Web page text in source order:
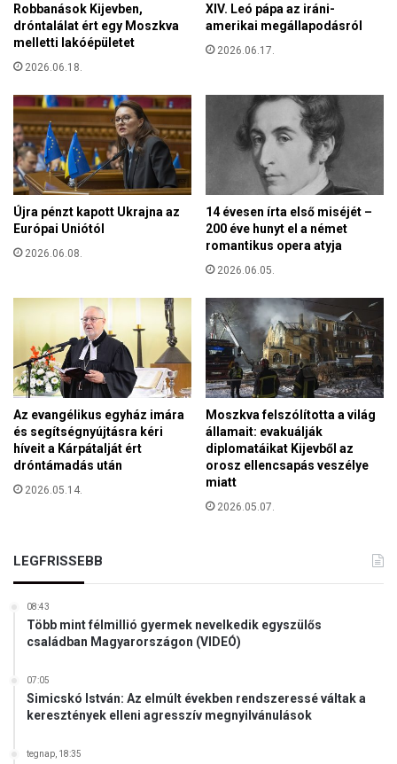
ü
t
a
z
L
M
B
T
Q
i
d
o
ó
i
e
l
l
e
n
K
a
á
a
h
á
b
ú
f
o
l
y
t
a
t
k
a
r
j
á
k
-
V
Ó
Robbanások Kijevben,
dróntalálat ért egy Moszkva
melletti lakóépületet
2026.06.18.
XIV. Leó pápa az iráni-
amerikai megállapodásról
2026.06.17.
Újra pénzt kapott Ukrajna az
Európai Uniótól
2026.06.08.
14 évesen írta első miséjét –
200 éve hunyt el a német
romantikus opera atyja
2026.06.05.
Az evangélikus egyház imára
és segítségnyújtásra kéri
híveit a Kárpátalját ért
dróntámadás után
2026.05.14.
Moszkva felszólította a világ
államait: evakuálják
diplomatáikat Kijevből az
orosz ellencsapás veszélye
miatt
2026.05.07.
LEGFRISSEBB
08:43
Több mint félmillió gyermek nevelkedik egyszülős
családban Magyarországon (VIDEÓ)
07:05
Simicskó István: Az elmúlt években rendszeressé váltak a
keresztények elleni agresszív megnyilvánulások
tegnap, 18:35